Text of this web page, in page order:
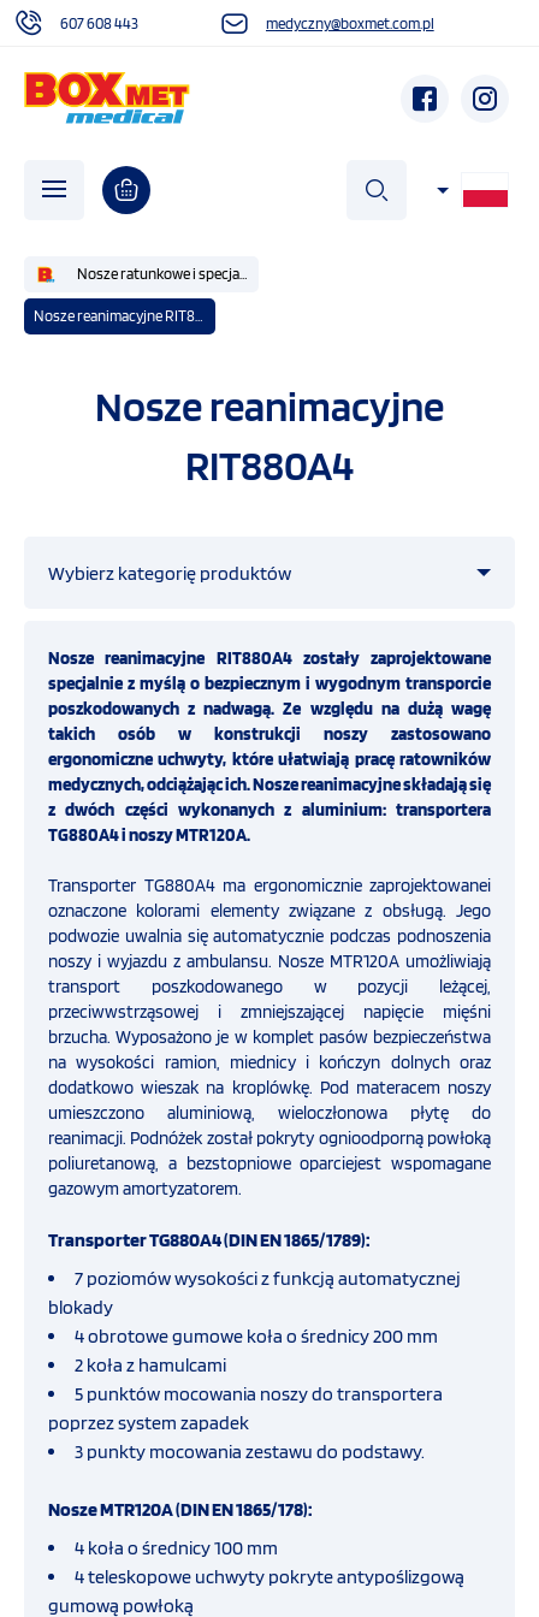
szukaj
607 608 443 medyczny@boxmet.com.pl
AKTUALNOŚCI
OFERTA
SZKOLENIA
PROGRAMY UNIJNE
FILMY
KONTAKT
SKLEP
INTERNETOWY
Nosze ratunkowe i specjalistyczne
Nosze reanimacyjne RIT880A4
Nosze reanimacyjne
RIT880A4
Wybierz kategorię produktów
Straż pożarna
Ratownictwo medyczne
Zestawy reanimacyjne
Szyny unieruchamiające
Opatrunki hemostatyczne CELOX
Inhalator tlenowy
Transport i ewakuacja
Deski ortopedyczne
Systemy stabilizujące i i unieruchamiające
Systemy ochrony biologicznej
Ampularium do karetki
Nosze reanimacyjne RIT880A4 zostały zaprojektowane
specjalnie z myślą o bezpiecznym i wygodnym transporcie
poszkodowanych z nadwagą. Ze względu na dużą wagę
takich osób w konstrukcji noszy zastosowano
ergonomiczne uchwyty, które ułatwiają pracę ratowników
medycznych, odciążając ich. Nosze reanimacyjne składają się
z dwóch części wykonanych z aluminium: transportera
TG880A4 i noszy MTR120A.
Transporter TG880A4 ma ergonomicznie zaprojektowanei
oznaczone kolorami elementy związane z obsługą. Jego
podwozie uwalnia się automatycznie podczas podnoszenia
noszy i wyjazdu z ambulansu. Nosze MTR120A umożliwiają
transport poszkodowanego w pozycji leżącej,
przeciwwstrząsowej i zmniejszającej napięcie mięśni
brzucha. Wyposażono je w komplet pasów bezpieczeństwa
na wysokości ramion, miednicy i kończyn dolnych oraz
dodatkowo wieszak na kroplówkę. Pod materacem noszy
umieszczono aluminiową, wieloczłonowa płytę do
reanimacji. Podnóżek został pokryty ognioodporną powłoką
poliuretanową, a bezstopniowe oparciejest wspomagane
gazowym amortyzatorem.
Transporter TG880A4 (DIN EN 1865/1789):
7 poziomów wysokości z funkcją automatycznej
blokady
4 obrotowe gumowe koła o średnicy 200 mm
2 koła z hamulcami
5 punktów mocowania noszy do transportera
poprzez system zapadek
3 punkty mocowania zestawu do podstawy.
Nosze MTR120A (DIN EN 1865/178):
4 koła o średnicy 100 mm
4 teleskopowe uchwyty pokryte antypoślizgową
gumową powłoką